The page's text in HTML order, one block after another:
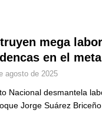
LO ÚLTIMO
de la banda presidencial
de un sastre colombiano
Fiscalía amplía
mega
en el meta
agosto de 2025
Nacional desmantela
Jorge Suárez